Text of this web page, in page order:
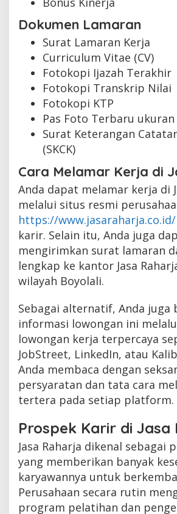
Dokumen Lamaran
Surat Lamaran Kerja
Curriculum Vitae (CV)
Fotokopi Ijazah Terakhir
Fotokopi Transkrip Nilai
Fotokopi KTP
Pas Foto Terbaru ukuran
Surat Keterangan
(SKCK)
Cara Melamar Kerja di
Anda dapat melamar kerja di
melalui situs resmi
https://www.jasaraharja.co.id/
karir. Selain itu, Anda juga
mengirimkan surat lamaran
lengkap ke kantor Jasa
wilayah Boyolali.
Sebagai alternatif, Anda juga
informasi lowongan ini
lowongan kerja terpercaya
JobStreet, LinkedIn, atau
Anda membaca dengan
persyaratan dan tata cara
tertera pada setiap platform.
Prospek Karir di Jasa
Jasa Raharja dikenal sebagai
yang memberikan banyak
karyawannya untuk
Perusahaan secara rutin
program pelatihan dan